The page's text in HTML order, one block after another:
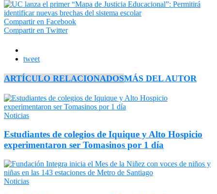
Compartir en Facebook
Compartir en Twitter
tweet
ARTÍCULO RELACIONADOSMÁS DEL AUTOR
Noticias
Estudiantes de colegios de Iquique y Alto Hospicio
experimentaron ser Tomasinos por 1 día
Noticias